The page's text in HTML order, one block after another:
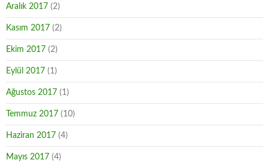
Aralık 2017 (2)
Kasım 2017 (2)
Ekim 2017 (2)
Eylül 2017 (1)
Ağustos 2017 (1)
Temmuz 2017 (10)
Haziran 2017 (4)
Mayıs 2017 (4)